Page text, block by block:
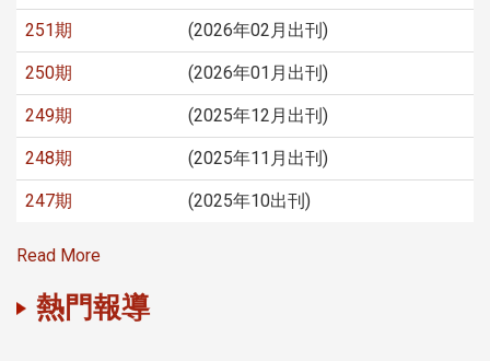
251期 (2026年02月出刊)
250期 (2026年01月出刊)
249期 (2025年12月出刊)
248期 (2025年11月出刊)
247期 (2025年10出刊)
Read More
熱門報導